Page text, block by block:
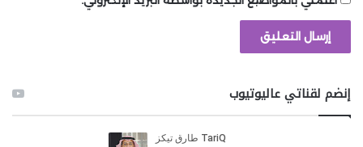
إنضم لقناتي عاليوتيوب